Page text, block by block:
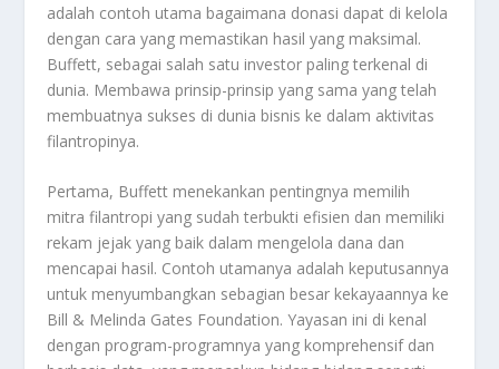
adalah contoh utama bagaimana donasi dapat di kelola
dengan cara yang memastikan hasil yang maksimal.
Buffett, sebagai salah satu investor paling terkenal di
dunia. Membawa prinsip-prinsip yang sama yang telah
membuatnya sukses di dunia bisnis ke dalam aktivitas
filantropinya.
Pertama, Buffett menekankan pentingnya memilih
mitra filantropi yang sudah terbukti efisien dan memiliki
rekam jejak yang baik dalam mengelola dana dan
mencapai hasil. Contoh utamanya adalah keputusannya
untuk menyumbangkan sebagian besar kekayaannya ke
Bill & Melinda Gates Foundation. Yayasan ini di kenal
dengan program-programnya yang komprehensif dan